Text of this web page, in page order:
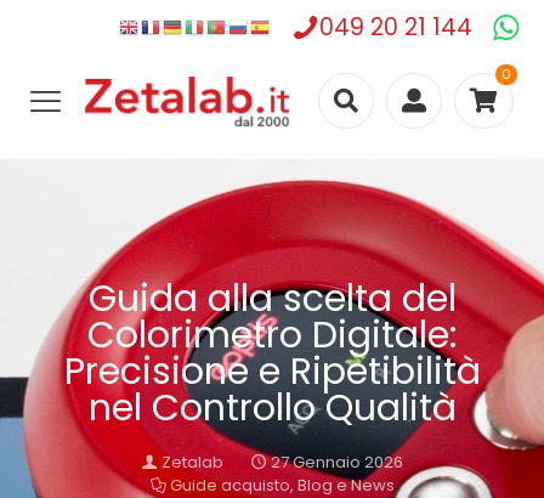
049 20 21 144
0
Guida alla scelta del
Colorimetro Digitale:
Precisione e Ripetibilità
nel Controllo Qualità
Zetalab
27 Gennaio 2026
Guide acquisto, Blog e News